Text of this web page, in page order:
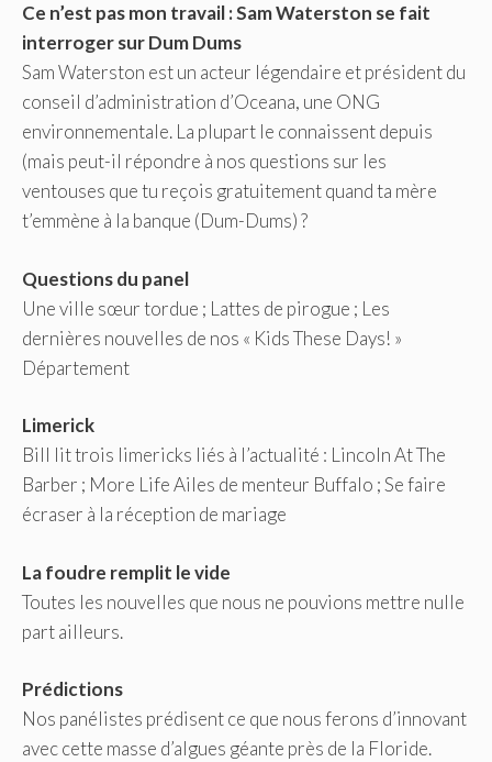
Ce n’est pas mon travail :Sam Waterston se fait
interroger sur Dum Dums
Sam Waterston est un acteur légendaire et président du
conseil d’administration d’Oceana, une ONG
environnementale. La plupart le connaissent depuis
(mais peut-il répondre à nos questions sur les
ventouses que tu reçois gratuitement quand ta mère
t’emmène à la banque (Dum-Dums) ?
Questions du panel
Une ville sœur tordue ; Lattes de pirogue ; Les
dernières nouvelles de nos « Kids These Days! »
Département
Limerick
Bill lit trois limericks liés à l’actualité : Lincoln At The
Barber ; More Life Ailes de menteur Buffalo ; Se faire
écraser à la réception de mariage
La foudre remplit le vide
Toutes les nouvelles que nous ne pouvions mettre nulle
part ailleurs.
Prédictions
Nos panélistes prédisent ce que nous ferons d’innovant
avec cette masse d’algues géante près de la Floride.